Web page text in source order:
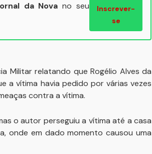
da Nova no seu
Inscrever-
se
Militar relatando que Rogélio Alves da
a vítima havia pedido por várias vezes
contra a vítima.
o autor perseguiu a vítima até a casa
onde em dado momento causou uma